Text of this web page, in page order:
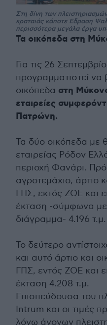
Στη δίνη των
κραταιάς κάποτε Εδραση
περισσότερα μεγάλα έργα
Τα οικόπεδα στη
Για τις 26
προγραμματιστεί να
οικόπεδα στη
εταιρείες
Πατρώνη.
Τα δύο οικόπεδα με
εταιρείας Ρόδον
περιοχή Φανάρι.
αγροτεμάχιο, άρτιο
ΓΠΣ, εκτός ΖΟΕ και
έκταση -σύμφωνα με
διάγραμμα- 4.196 τ.μ.
Το δεύτερο
και αυτό άρτιο και
ΓΠΣ, εντός ΖΟΕ και
έκταση 4.208 τ.μ.
Επισπεύδουσα του
Intrum και οι τιμές
λόγω άγονων